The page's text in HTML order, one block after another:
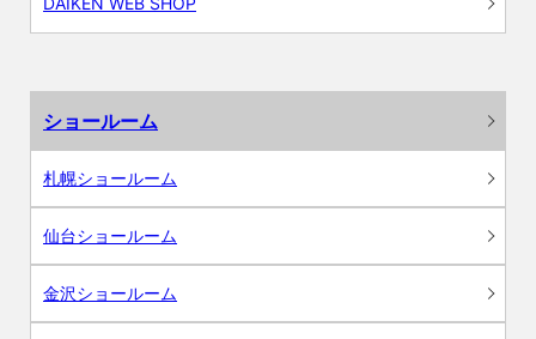
ショールーム
札幌ショールーム
仙台ショールーム
金沢ショールーム